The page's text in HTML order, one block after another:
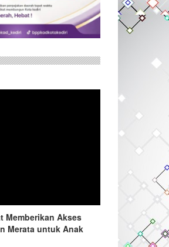
Memberikan Akses
Merata untuk Anak